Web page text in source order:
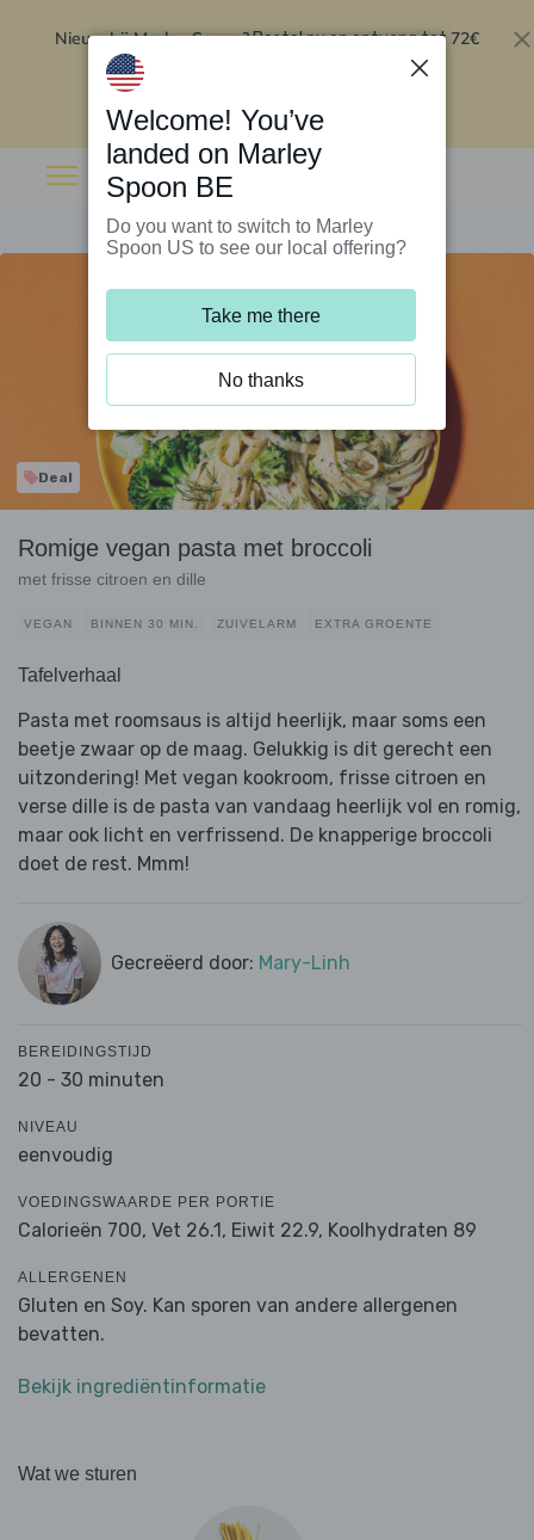
Nieuw bij Marley Spoon?Bestel nu en ontvang tot 72€
Deal
Romige vegan pasta met broccoli
met frisse citroen en dille
VEGAN BINNEN 30 MIN. ZUIVELARM EXTRA GROENTE
Tafelverhaal
Pasta met roomsaus is altijd heerlijk, maar soms een
beetje zwaar op de maag. Gelukkig is dit gerecht een
uitzondering! Met vegan kookroom, frisse citroen en
verse dille is de pasta van vandaag heerlijk vol en romig,
maar ook licht en verfrissend. De knapperige broccoli
doet de rest. Mmm!
Gecreëerd door: Mary-Linh
BEREIDINGSTIJD
20 - 30 minuten
NIVEAU
eenvoudig
VOEDINGSWAARDE PER PORTIE
Calorieën 700, Vet 26.1, Eiwit 22.9, Koolhydraten 89
ALLERGENEN
Gluten en Soy. Kan sporen van andere allergenen
bevatten.
Bekijk ingrediëntinformatie
Wat we sturen
Welcome! You’ve
landed on Marley
Spoon BE
Do you want to switch to Marley
Spoon US to see our local offering?
Take me there
No thanks